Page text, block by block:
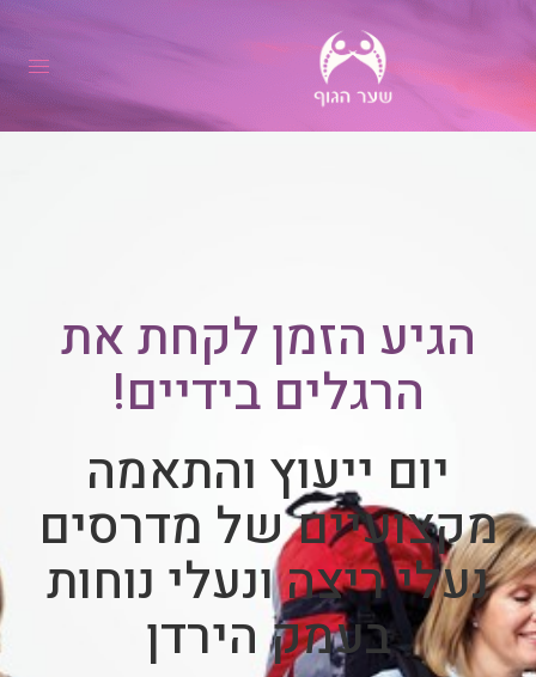
הגיע הזמן לקחת את
הרגלים בידיים!
יום ייעוץ והתאמה
מקצועיים של מדרסים
נעלי ריצה ונעלי נוחות
בעמק הירדן